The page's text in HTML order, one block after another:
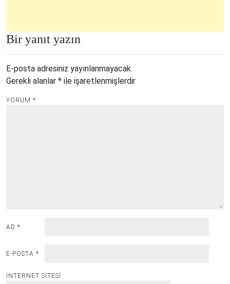
Bir yanıt yazın
E-posta adresiniz yayınlanmayacak.
Gerekli alanlar * ile işaretlenmişlerdir
YORUM *
AD *
E-POSTA *
İNTERNET SITESI